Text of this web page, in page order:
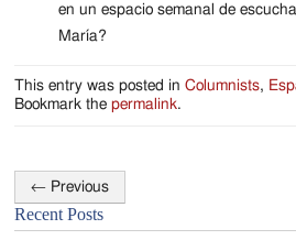
en un espacio semanal de
María?
This entry was posted inColumnists,
Bookmark thepermalink.
Post
navigation
← Previous
Recent Posts